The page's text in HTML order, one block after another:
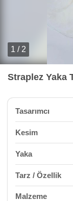
1 / 2
Straplez Yaka
Tasarımcı
Kesim
Yaka
Tarz / Özellik
Malzeme